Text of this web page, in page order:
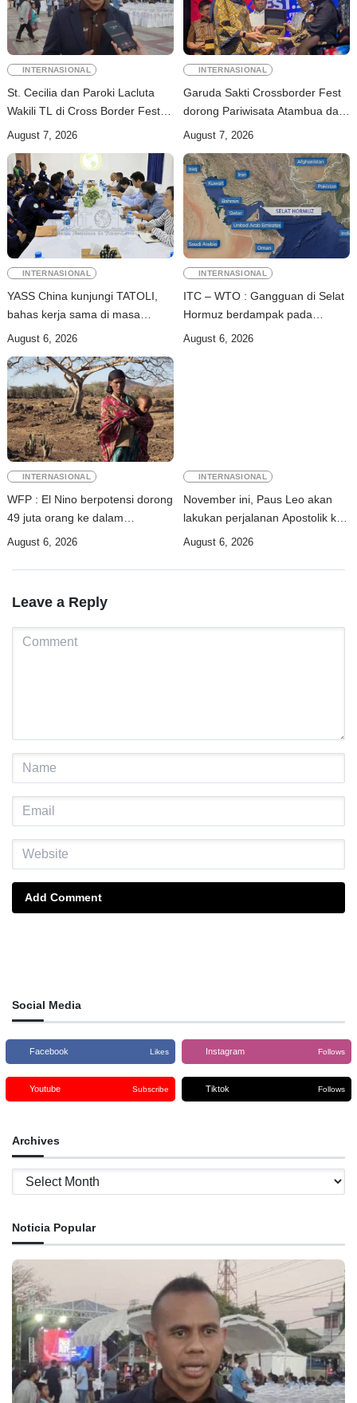
INTERNASIONAL
St. Cecilia dan Paroki Lacluta
Wakili TL di Cross Border Fest
August 7, 2026
INTERNASIONAL
Garuda Sakti Crossborder Fest
dorong Pariwisata Atambua dan
August 7, 2026
INTERNASIONAL
YASS China kunjungi TATOLI,
bahas kerja sama di masa
depan
August 6, 2026
INTERNASIONAL
ITC – WTO : Gangguan di Selat
Hormuz berdampak pada
perdagangan energi, pupuk, dan
August 6, 2026
INTERNASIONAL
WFP : El Nino berpotensi dorong
49 juta orang ke dalam
kerawanan pangan akut
August 6, 2026
INTERNASIONAL
November ini, Paus Leo akan
lakukan perjalanan Apostolik ke
Uruguay, Argentina, dan Peru
August 6, 2026
Leave a Reply
Add Comment
Social Media
Facebook Likes Instagram Follows
Youtube Subscribe Tiktok Follows
Archives
Archives
Noticia Popular